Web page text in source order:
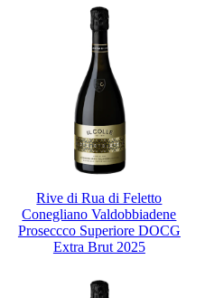
Rive di Rua di Feletto
Conegliano Valdobbiadene
Proseccco Superiore DOCG
Extra Brut 2025